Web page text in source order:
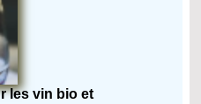
les vin bio et